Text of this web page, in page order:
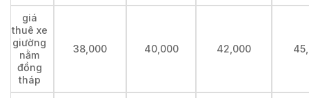
giá
thuê xe
giường
nằm
đồng
tháp
38,000 40,000 42,000